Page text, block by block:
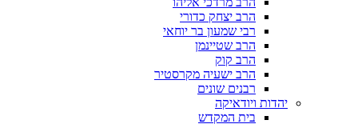
הרב יצחק כדורי
רבי שמעון בר יוחאי
הרב שטיינמן
הרב קוק
הרב ישעיה מקרסטיר
רבנים שונים
יהדות ויודאיקה
בית המקדש